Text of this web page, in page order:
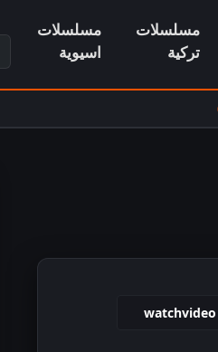
مسلسلات
تركية
مسلسلات
اسيوية
watchvideo